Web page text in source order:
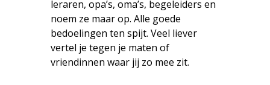
leraren, opa’s, oma’s, begeleiders en
noem ze maar op. Alle goede
bedoelingen ten spijt. Veel liever
vertel je tegen je maten of
vriendinnen waar jij zo mee zit.